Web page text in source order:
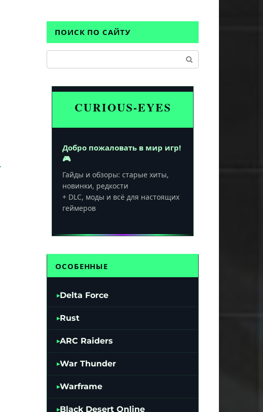
ПОИСК ПО САЙТУ
CURIOUS-EYES
Добро пожаловать в мир игр!
🎮
Гайды и обзоры: старые хиты,
новинки, редкости
+ DLC, моды и всё для настоящих
геймеров
ОСОБЕННЫЕ
Delta Force
Rust
ARC Raiders
War Thunder
Warframe
Black Desert Online